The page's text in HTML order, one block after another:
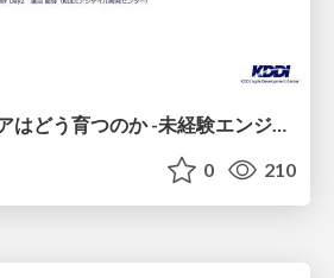
AI時代、エンジニアはどう育つのか -未経験エンジニアの成長を間近で見て考えたこと-
0 210